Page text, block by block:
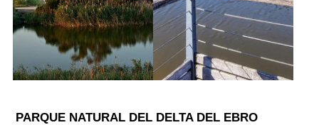
PARQUE NATURAL DEL DELTA DEL EBRO